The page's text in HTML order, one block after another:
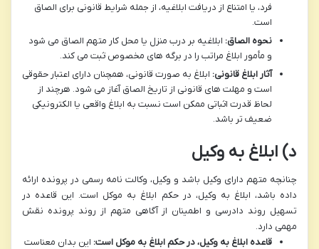
فرد، یا امتناع از دریافت ابلاغیه، از جمله شرایط قانونی برای الصاق
است.
نحوه الصاق: ابلاغیه بر درب منزل یا محل کار متهم الصاق می شود
و مأمور ابلاغ مراتب را در برگه های مخصوص ثبت می کند.
آثار ابلاغ قانونی: ابلاغ به صورت قانونی، همچنان دارای اعتبار حقوقی
است و مهلت های قانونی از تاریخ الصاق آغاز می شود. هرچند از
لحاظ قدرت اثباتی ممکن است نسبت به ابلاغ واقعی یا الکترونیکی
ضعیف تر باشد.
د) ابلاغ به وکیل
چنانچه متهم دارای وکیل باشد و وکیل، وکالت نامه رسمی در پرونده ارائه
داده باشد، ابلاغ به وکیل، در حکم ابلاغ به موکل است. این قاعده در
تسهیل روند دادرسی و اطمینان از آگاهی متهم از روند پرونده نقش
مهمی دارد.
قاعده ابلاغ به وکیل، در حکم ابلاغ به موکل است: این بدان معناست